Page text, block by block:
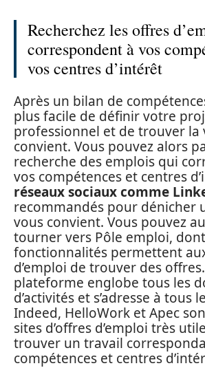
Recherchez les offres
correspondent à vos
vos centres d’intérêt
Après un bilan de
plus facile de définir votre
professionnel et de trouver la
convient. Vous pouvez alors
recherche des emplois qui
vos compétences et centres
réseaux sociaux comme
recommandés pour dénicher
vous convient. Vous pouvez
tourner vers Pôle emploi,
fonctionnalités permettent
d’emploi de trouver des
plateforme englobe tous les
d’activités et s’adresse à tous
Indeed, HelloWork et Apec
sites d’offres d’emploi très
trouver un travail
compétences et centres